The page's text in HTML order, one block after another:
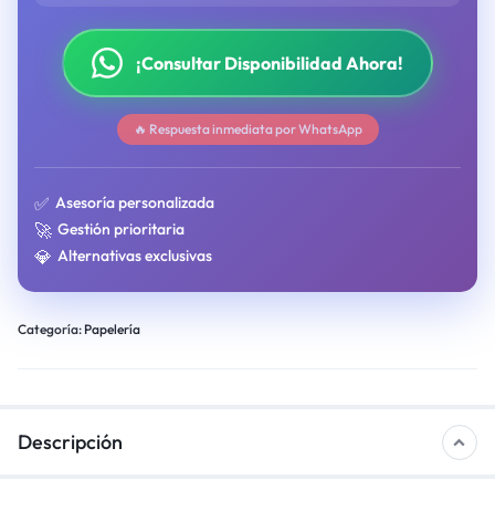
¡Consultar Disponibilidad Ahora!
🔥 Respuesta inmediata por WhatsApp
✅ Asesoría personalizada
🚀 Gestión prioritaria
💎 Alternativas exclusivas
Categoría: Papelería
Descripción